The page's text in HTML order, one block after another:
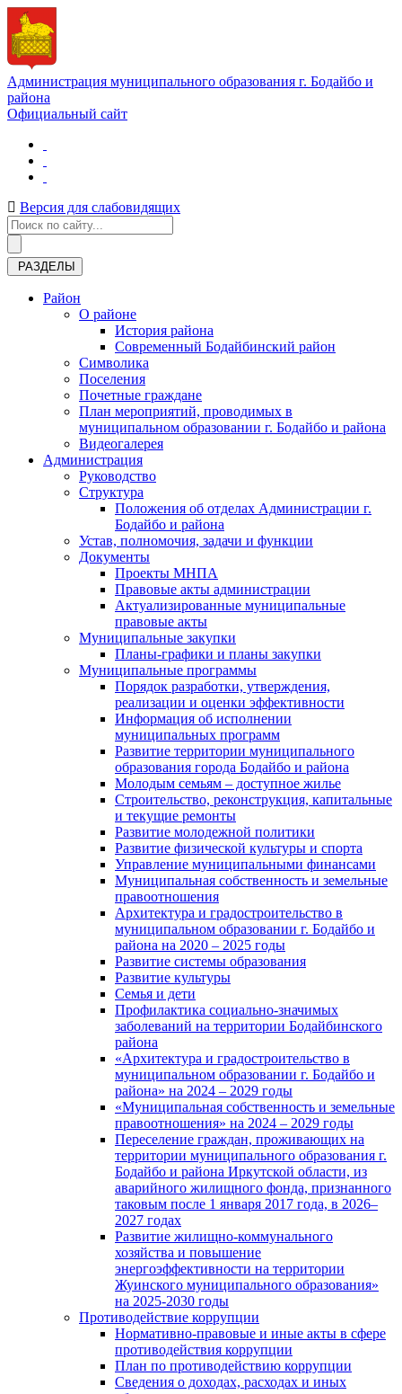
Администрация муниципального образования г. Бодайбо и
района
Официальный сайт
Версия для слабовидящих
РАЗДЕЛЫ
Район
О районе
История района
Современный Бодайбинский район
Символика
Поселения
Почетные граждане
План мероприятий, проводимых в
муниципальном образовании г. Бодайбо и района
Видеогалерея
Администрация
Руководство
Структура
Положения об отделах Администрации г.
Бодайбо и района
Устав, полномочия, задачи и функции
Документы
Проекты МНПА
Правовые акты администрации
Актуализированные муниципальные
правовые акты
Муниципальные закупки
Планы-графики и планы закупки
Муниципальные программы
Порядок разработки, утверждения,
реализации и оценки эффективности
Информация об исполнении
муниципальных программ
Развитие территории муниципального
образования города Бодайбо и района
Молодым семьям – доступное жилье
Строительство, реконструкция, капитальные
и текущие ремонты
Развитие молодежной политики
Развитие физической культуры и спорта
Управление муниципальными финансами
Муниципальная собственность и земельные
правоотношения
Архитектура и градостроительство в
муниципальном образовании г. Бодайбо и
района на 2020 – 2025 годы
Развитие системы образования
Развитие культуры
Семья и дети
Профилактика социально-значимых
заболеваний на территории Бодайбинского
района
«Архитектура и градостроительство в
муниципальном образовании г. Бодайбо и
района» на 2024 – 2029 годы
«Муниципальная собственность и земельные
правоотношения» на 2024 – 2029 годы
Переселение граждан, проживающих на
территории муниципального образования г.
Бодайбо и района Иркутской области, из
аварийного жилищного фонда, признанного
таковым после 1 января 2017 года, в 2026–
2027 годах
Развитие жилищно-коммунального
хозяйства и повышение
энергоэффективности на территории
Жуинского муниципального образования»
на 2025-2030 годы
Противодействие коррупции
Нормативно-правовые и иные акты в сфере
противодействия коррупции
План по противодействию коррупции
Сведения о доходах, расходах и иных